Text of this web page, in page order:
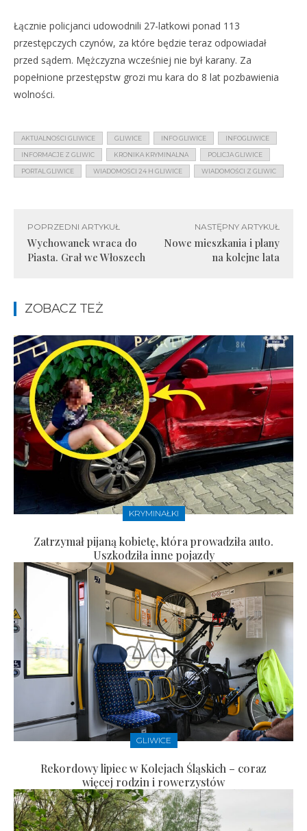
Łącznie policjanci udowodnili 27-latkowi ponad 113
przestępczych czynów, za które będzie teraz odpowiadał
przed sądem. Mężczyzna wcześniej nie był karany. Za
popełnione przestępstw grozi mu kara do 8 lat pozbawienia
wolności.
AKTUALNOŚCI GLIWICE GLIWICE INFO GLIWICE INFOGLIWICE
INFORMACJE Z GLIWIC KRONIKA KRYMINALNA POLICJA GLIWICE
PORTAL GLIWICE WIADOMOŚCI 24 H GLIWICE WIADOMOŚCI Z GLIWIC
POPRZEDNI ARTYKUŁ
Wychowanek wraca do
Piasta. Grał we Włoszech
NASTĘPNY ARTYKUŁ
Nowe mieszkania i plany
na kolejne lata
ZOBACZ TEŻ
KRYMINAŁKI
Zatrzymał pijaną kobietę, która prowadziła auto.
Uszkodziła inne pojazdy
GLIWICE
Rekordowy lipiec w Kolejach Śląskich – coraz
więcej rodzin i rowerzystów